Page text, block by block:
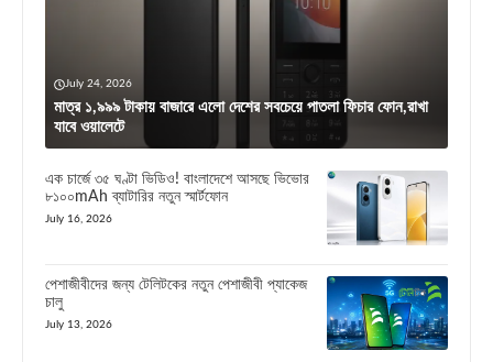
July 24, 2026
মাত্র ১,৯৯৯ টাকায় বাজারে এলো দেশের সবচেয়ে পাতলা ফিচার ফোন,রাখা
যাবে ওয়ালেটে
এক চার্জে ৩৫ ঘণ্টা ভিডিও! বাংলাদেশে আসছে ভিভোর
৮১০০mAh ব্যাটারির নতুন স্মার্টফোন
July 16, 2026
পেশাজীবীদের জন্য টেলিটকের নতুন পেশাজীবী প্যাকেজ
চালু
July 13, 2026